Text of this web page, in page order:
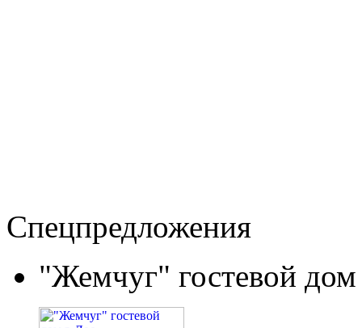
Спецпредложения
"Жемчуг" гостевой